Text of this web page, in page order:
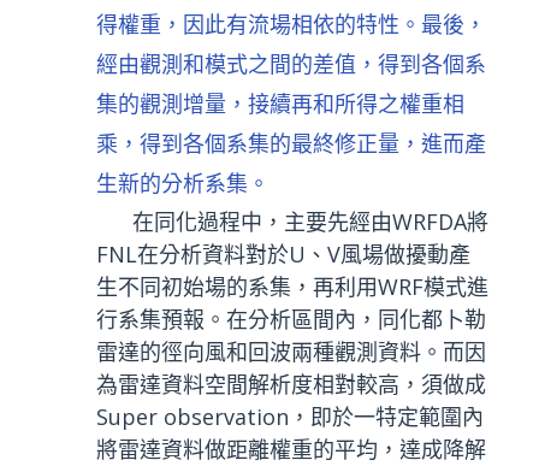
得權重，因此有流場相依的特性。最後，
經由觀測和模式之間的差值，得到各個系
集的觀測增量，接續再和所得之權重相
乘，得到各個系集的最終修正量，進而產
生新的分析系集。
在同化過程中，主要先經由WRFDA將
FNL在分析資料對於U、V風場做擾動產
生不同初始場的系集，再利用WRF模式進
行系集預報。在分析區間內，同化都卜勒
雷達的徑向風和回波兩種觀測資料。而因
為雷達資料空間解析度相對較高，須做成
Super observation，即於一特定範圍內
將雷達資料做距離權重的平均，達成降解